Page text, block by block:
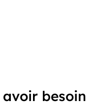
besoin